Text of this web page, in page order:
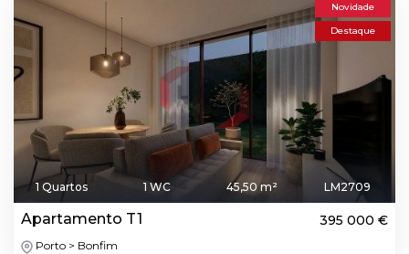
Novidade
Destaque
1 Quartos 1 WC 45,50 m² LM2709
Apartamento T1 395 000 €
Porto > Bonfim